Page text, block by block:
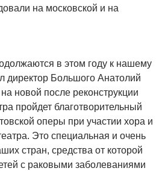
на московской и на
в этом году к нашему
директор Большого Анатолий
новой после реконструкции
пройдет благотворительный
оперы при участии хора и
Это специальная и очень
стран, средства от которой
с раковыми заболеваниями